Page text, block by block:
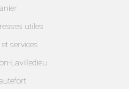
utiles
services
Lavilledieu